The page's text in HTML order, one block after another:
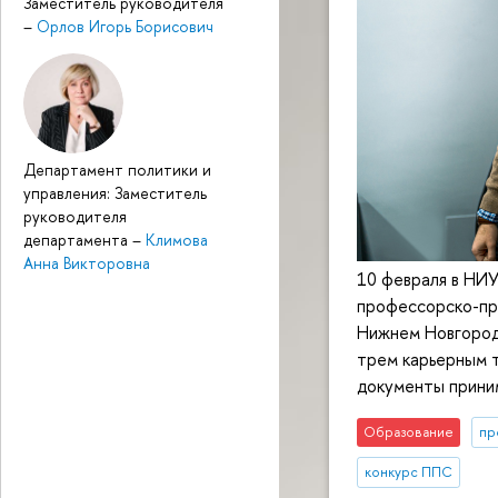
– Орлов Игорь Борисович
Департамент политики и
управления: Заместитель
руководителя
департамента – Климова
Анна Викторовна
10 февраля в
профессорско-
Нижнем
трем карьерным
документы
Образование
конкурс ППС